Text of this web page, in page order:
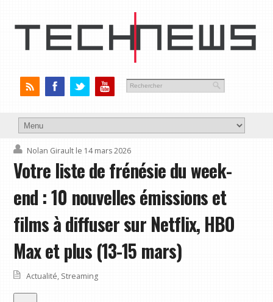
Nolan Girault le 14 mars 2026
Votre liste de frénésie du week-
end : 10 nouvelles émissions et
films à diffuser sur Netflix, HBO
Max et plus (13-15 mars)
Actualité, Streaming